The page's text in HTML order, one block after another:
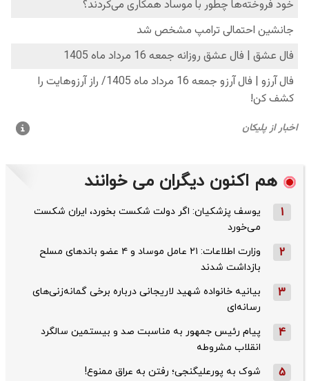
هم اکنون دیگران می خوانند
1
یوسف پزشکیان: اگر دولت شکست بخورد، ایران شکست
می‌خورد
2
وزارت اطلاعات: ۲۱ عامل موساد و ۴ عضو باندهای مسلح
بازداشت شدند
3
بیانیه خانواده شهید لاریجانی درباره برخی گمانه‌زنی‌های
رسانه‌ای
4
پیام رئیس جمهور به مناسبت صد و بیستمین سالگرد
انقلاب مشروطه
5 شوک به پورعلیگنجی؛ رفتن به عراق ممنوع!